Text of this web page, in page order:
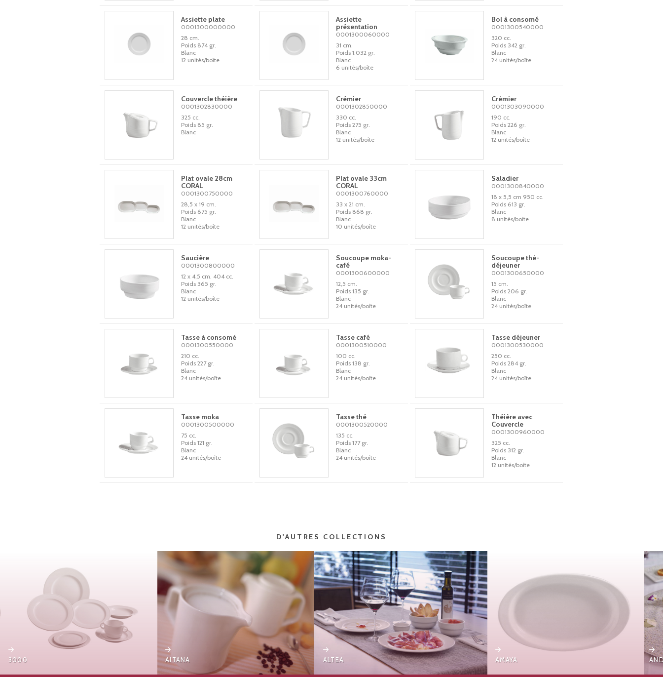
Assiette plate
0001300000000
28 cm.
Poids 874 gr.
Blanc
12 unités/boîte
Assiette
présentation
0001300060000
31 cm.
Poids 1.032 gr.
Blanc
6 unités/boîte
Bol à consomé
0001300540000
320 cc.
Poids 342 gr.
Blanc
24 unités/boîte
Couvercle théière
0001302830000
325 cc.
Poids 85 gr.
Blanc
Crémier
0001302850000
330 cc.
Poids 275 gr.
Blanc
12 unités/boîte
Crémier
0001303090000
190 cc.
Poids 226 gr.
Blanc
12 unités/boîte
Plat ovale 28cm
CORAL
0001300750000
28,5 x 19 cm.
Poids 675 gr.
Blanc
12 unités/boîte
Plat ovale 33cm
CORAL
0001300760000
33 x 21 cm.
Poids 868 gr.
Blanc
10 unités/boîte
Saladier
0001300840000
18 x 5,5 cm 950 cc.
Poids 613 gr.
Blanc
8 unités/boîte
Saucière
0001300800000
12 x 4,5 cm. 404 cc.
Poids 365 gr.
Blanc
12 unités/boîte
Soucoupe moka-
café
0001300600000
12,5 cm.
Poids 135 gr.
Blanc
24 unités/boîte
Soucoupe thé-
déjeuner
0001300650000
15 cm.
Poids 206 gr.
Blanc
24 unités/boîte
Tasse à consomé
0001300550000
210 cc.
Poids 227 gr.
Blanc
24 unités/boîte
Tasse café
0001300510000
100 cc.
Poids 138 gr.
Blanc
24 unités/boîte
Tasse déjeuner
0001300530000
250 cc.
Poids 284 gr.
Blanc
24 unités/boîte
Tasse moka
0001300500000
75 cc.
Poids 121 gr.
Blanc
24 unités/boîte
Tasse thé
0001300520000
135 cc.
Poids 177 gr.
Blanc
24 unités/boîte
Théière avec
Couvercle
0001300960000
325 cc.
Poids 312 gr.
Blanc
12 unités/boîte
D'AUTRES COLLECTIONS
3000 AITANA ALTEA AMAYA